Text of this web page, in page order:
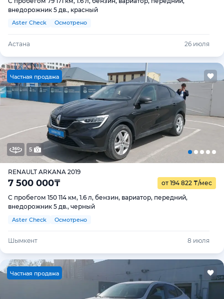
внедорожник 5 дв., красный
Aster Check Осмотрено
Астана 26 июля
Частная продажа
5
RENAULT ARKANA 2019
7 500 000₸ от 194 822 ₸/мес
С пробегом 150 114 км, 1.6 л, бензин, вариатор, передний,
внедорожник 5 дв., черный
Aster Check Осмотрено
Шымкент 8 июля
Частная продажа